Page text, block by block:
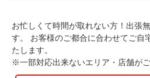
お忙しくて時間が取れない方！出張
す。
お客様のご都合に合わせてご自
たします。
※一部対応出来ないエリア・店舗がご